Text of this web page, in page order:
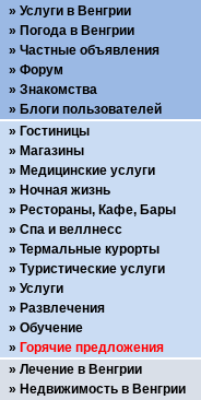
Услуги в Венгрии
Погода в Венгрии
Частные объявления
Форум
Знакомства
Блоги пользователей
Гостиницы
Магазины
Медицинские услуги
Ночная жизнь
Рестораны, Кафе, Бары
Спа и веллнесс
Термальные курорты
Туристические услуги
Услуги
Развлечения
Обучение
Горячие предложения
Лечение в Венгрии
Недвижимость в Венгрии